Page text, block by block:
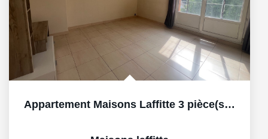
Appartement Maisons Laffitte 3 pièce(s) 53 m2, BOX et cave